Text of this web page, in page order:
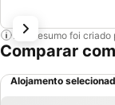
Este resumo foi
Comparar
Alojamento